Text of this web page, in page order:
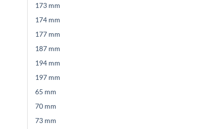
173 mm
174 mm
177 mm
187 mm
194 mm
197 mm
65 mm
70 mm
73 mm